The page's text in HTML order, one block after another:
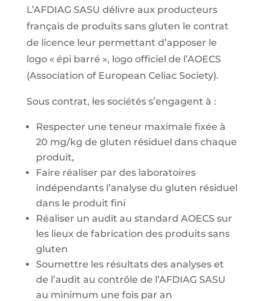
L’AFDIAG SASU délivre aux producteurs
français de produits sans gluten le contrat
de licence leur permettant d’apposer le
logo « épi barré », logo officiel de l’AOECS
(Association of European Celiac Society).
Sous contrat, les sociétés s’engagent à :
Respecter une teneur maximale fixée à
20 mg/kg de gluten résiduel dans chaque
produit,
Faire réaliser par des laboratoires
indépendants l’analyse du gluten résiduel
dans le produit fini
Réaliser un audit au standard AOECS sur
les lieux de fabrication des produits sans
gluten
Soumettre les résultats des analyses et
de l’audit au contrôle de l’AFDIAG SASU
au minimum une fois par an